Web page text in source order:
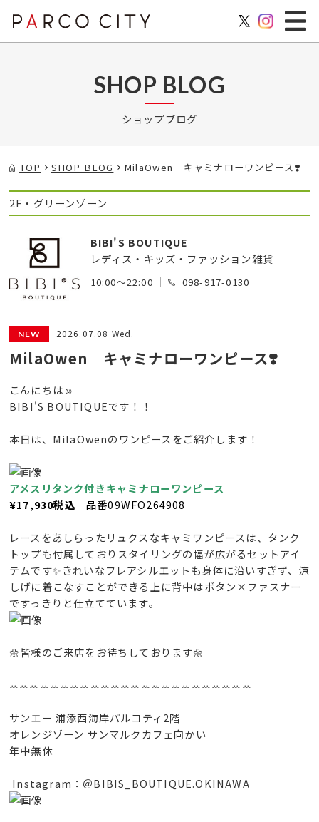
SHOP BLOG
ショップブログ
TOP SHOP BLOG MilaOwen キャミナローワンピース❣️
2F・グリーンゾーン
BIBI'S BOUTIQUE
レディス・キッズ・ファッション雑貨
10:00～22:00 098-917-0130
2026.07.08 Wed.
MilaOwen キャミナローワンピース❣️
こんにちは☺️
BIBI'S BOUTIQUEです！！
本日は、MilaOwenのワンピースをご紹介します！
アメスリタンク付きキャミナローワンピース
¥17,930税込 品番09WFO264908
レースをあしらったリュクスなキャミワンピースは、タンク
トップも付属しておりスタイリングの幅が広がるセットアイ
テムです✨きれいなフレアシルエットも身体に沿いすぎず、涼
しげに着こなすことができる上に背中はボタン×ファスナー
ですっきりと仕立てています。
🌼皆様のご来店をお待ちしております🌼
ꕀꕀꕀꕀꕀꕀꕀꕀꕀꕀꕀꕀꕀꕀꕀꕀꕀꕀꕀꕀꕀꕀꕀꕀ
サンエー 浦添西海岸パルコティ2階
オレンジゾーン サンマルクカフェ向かい
年中無休
Instagram：＠BIBIS_BOUTIQUE.OKINAWA